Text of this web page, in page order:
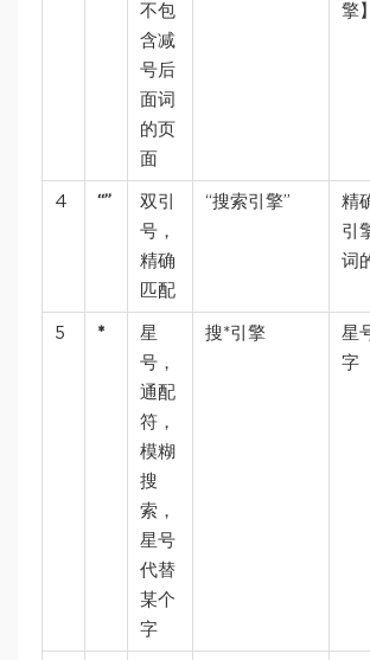
不包
含减
号后
面词
的页
面
擎
4 “”
双引
号，
精确
匹配
“搜索引擎”
精
引
词
5 *
星
号，
通配
符，
模糊
搜
索，
星号
代替
某个
字
搜*引擎
星
字